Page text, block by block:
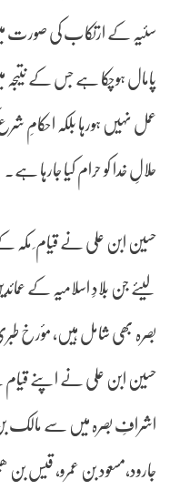
سئیہ کے ارتکاب کی صورت میں
پامال ہوچکا ہے جس کے نتیجہ
عمل نہیں ہورہا بلکہ احکامِ
حلالِ خدا کو حرام کیا جارہا ہے۔
حسین ابن علی نے قیام ِ مکہ
لیئے جن بلادِ اسلامیہ کے
بصرہ بھی شامل ہیں، مؤرخ
حسین ابن علی نے اپنے
اشرافِ بصرہ میں سے مالک
جارود،مسعود بن عمرو، قیس بن